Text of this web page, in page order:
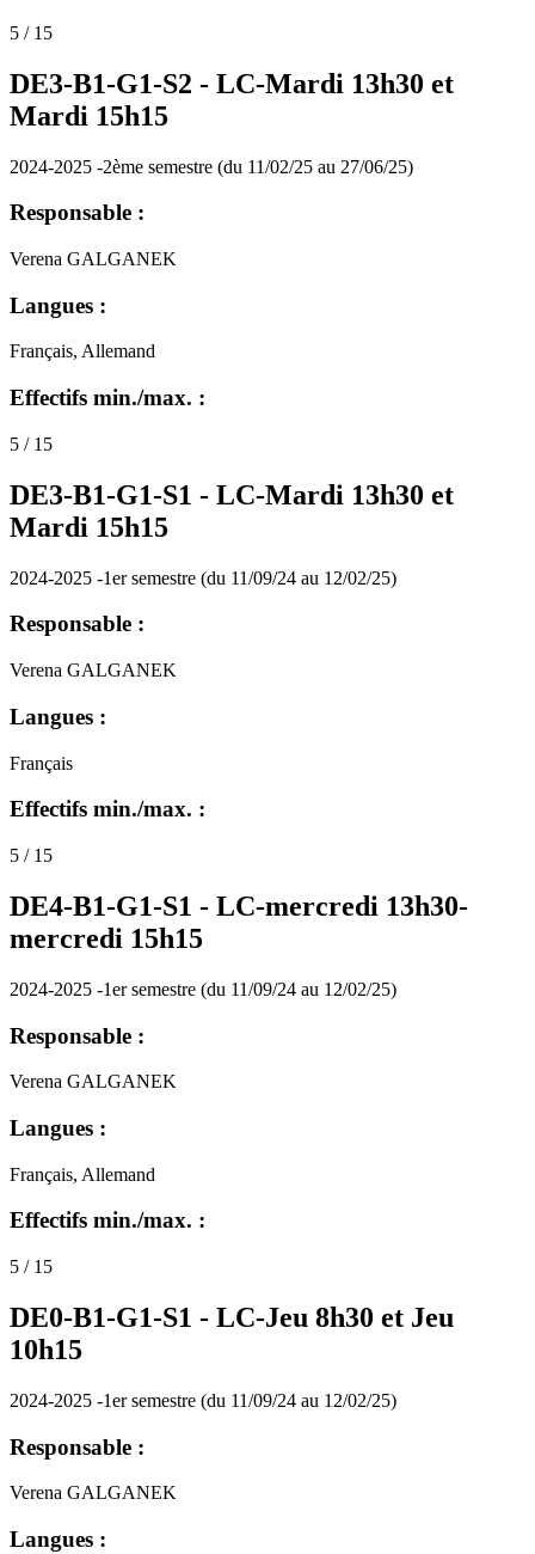
5 / 15
DE3-B1-G1-S2 - LC-Mardi 13h30 et
Mardi 15h15
2024-2025 -2ème semestre (du 11/02/25 au 27/06/25)
Responsable :
Verena GALGANEK
Langues :
Français, Allemand
Effectifs min./max. :
5 / 15
DE3-B1-G1-S1 - LC-Mardi 13h30 et
Mardi 15h15
2024-2025 -1er semestre (du 11/09/24 au 12/02/25)
Responsable :
Verena GALGANEK
Langues :
Français
Effectifs min./max. :
5 / 15
DE4-B1-G1-S1 - LC-mercredi 13h30-
mercredi 15h15
2024-2025 -1er semestre (du 11/09/24 au 12/02/25)
Responsable :
Verena GALGANEK
Langues :
Français, Allemand
Effectifs min./max. :
5 / 15
DE0-B1-G1-S1 - LC-Jeu 8h30 et Jeu
10h15
2024-2025 -1er semestre (du 11/09/24 au 12/02/25)
Responsable :
Verena GALGANEK
Langues :